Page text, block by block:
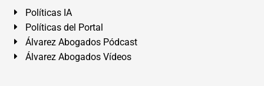
Políticas IA
Políticas del Portal
Álvarez Abogados Pódcast
Álvarez Abogados Vídeos